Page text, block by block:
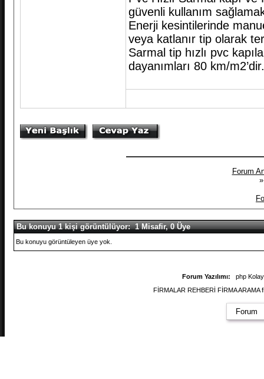
güvenli kullanım
Enerji kesintilerinde
veya katlanır tip olarak
Sarmal tip hızlı pvc
dayanımları 80 km/m2’dir.
Forum
Bu konuyu 1 kişi görüntülüyor: 1 Misafir, 0 Üye
Bu konuyu görüntüleyen üye yok.
Forum Yazılımı:
php
FİRMALAR REHBERİ FİRMA
Forum